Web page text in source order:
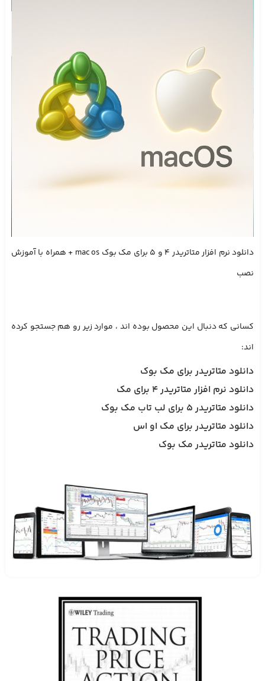
دانلود نرم افزار متاتریدر ۴ و ۵ برای مک بوک mac os + همراه با آموزش
نصب
کسانی که دنبال این محصول بوده اند ، موارد زیر رو هم جستجو کرده
اند:
دانلود متاتریدر برای مک بوک
دانلود نرم افزار متاتریدر ۴ برای مک
دانلود متاتریدر ۵ برای لب تاب مک بوک
دانلود متاتریدر برای مک او اس
دانلود متاتریدر مک بوک